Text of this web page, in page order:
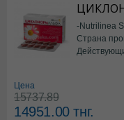
-Nutrilinea
Страна
Цена
15737.89
14951.00тнг.